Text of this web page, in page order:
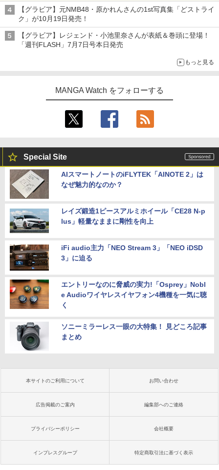
【グラビア】元NMB48・原かれんさんの1st写真集「どストライ
ク」が10月19日発売！
【グラビア】レジェンド・小池里奈さんが表紙＆巻頭に登場！
「週刊FLASH」7月7日号本日発売
もっと見る
MANGA Watch をフォローする
Special Site
AIスマートノートのiFLYTEK「AINOTE 2」は
なぜ魅力的なのか？
レイズ鍛造1ピースアルミホイール「CE28 N-p
lus」軽量なままに剛性を向上
iFi audio主力「NEO Stream 3」「NEO iDSD
3」に迫る
エントリーなのに脅威の実力!「Osprey」Nobl
e Audioワイヤレスイヤフォン4機種を一気に聴
く
ソニーミラーレス一眼の大特集！ 見どころ記事
まとめ
本サイトのご利用について お問い合わせ
広告掲載のご案内 編集部へのご連絡
プライバシーポリシー 会社概要
インプレスグループ 特定商取引法に基づく表示